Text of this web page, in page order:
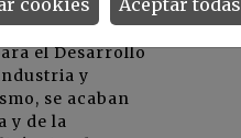
tiene en
3
el Desarrollo
y
se acaban
y de la
Aceptar todas
cookies